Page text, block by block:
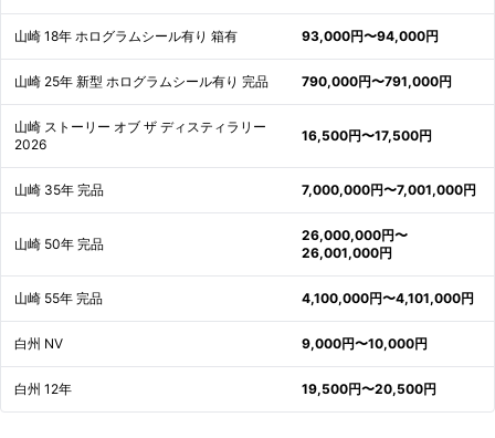
山崎 18年 ホログラムシール有り 箱有 93,000円〜94,000円
山崎 25年 新型 ホログラムシール有り 完品 790,000円〜791,000円
山崎 ストーリー オブ ザ ディスティラリー
2026
16,500円〜17,500円
山崎 35年 完品 7,000,000円〜7,001,000円
山崎 50年 完品
26,000,000円〜
26,001,000円
山崎 55年 完品 4,100,000円〜4,101,000円
白州 NV 9,000円〜10,000円
白州 12年 19,500円〜20,500円